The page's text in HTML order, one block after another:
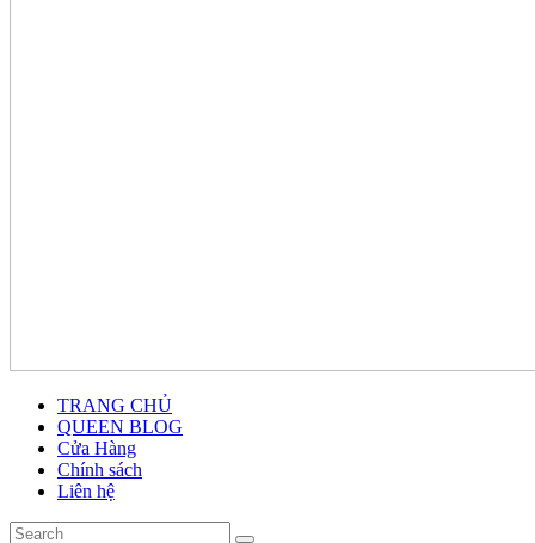
TRANG CHỦ
QUEEN BLOG
Cửa Hàng
Chính sách
Liên hệ